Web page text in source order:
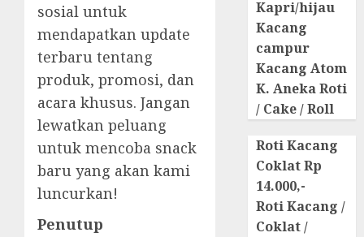
sosial untuk
mendapatkan update
terbaru tentang
produk, promosi, dan
acara khusus. Jangan
lewatkan peluang
untuk mencoba snack
baru yang akan kami
luncurkan!
Penutup
Kapri/hijau
Kacang
campur
Kacang Atom
K. Aneka Roti
/ Cake / Roll
Roti Kacang
Coklat Rp
14.000,-
Roti Kacang /
Coklat /